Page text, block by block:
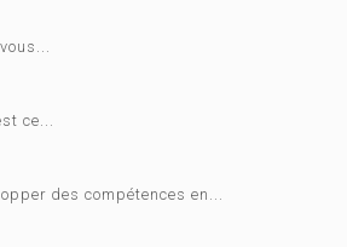
ce...
des compétences en...